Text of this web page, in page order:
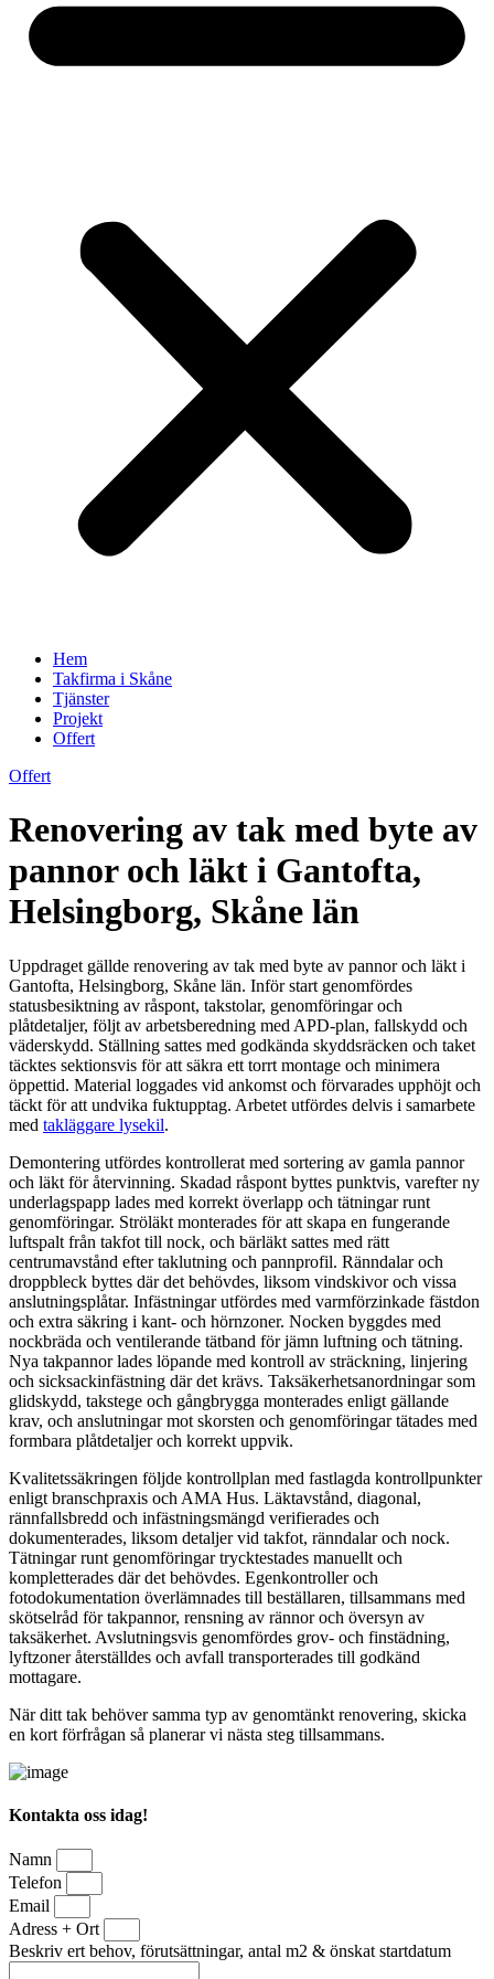
Hem
Takfirma i Skåne
Tjänster
Projekt
Offert
Offert
Renovering av tak med byte av
pannor och läkt i Gantofta,
Helsingborg, Skåne län
Uppdraget gällde renovering av tak med byte av pannor och läkt i
Gantofta, Helsingborg, Skåne län. Inför start genomfördes
statusbesiktning av råspont, takstolar, genomföringar och
plåtdetaljer, följt av arbetsberedning med APD-plan, fallskydd och
väderskydd. Ställning sattes med godkända skyddsräcken och taket
täcktes sektionsvis för att säkra ett torrt montage och minimera
öppettid. Material loggades vid ankomst och förvarades upphöjt och
täckt för att undvika fuktupptag. Arbetet utfördes delvis i samarbete
med takläggare lysekil.
Demontering utfördes kontrollerat med sortering av gamla pannor
och läkt för återvinning. Skadad råspont byttes punktvis, varefter ny
underlagspapp lades med korrekt överlapp och tätningar runt
genomföringar. Ströläkt monterades för att skapa en fungerande
luftspalt från takfot till nock, och bärläkt sattes med rätt
centrumavstånd efter taklutning och pannprofil. Ränndalar och
droppbleck byttes där det behövdes, liksom vindskivor och vissa
anslutningsplåtar. Infästningar utfördes med varmförzinkade fästdon
och extra säkring i kant- och hörnzoner. Nocken byggdes med
nockbräda och ventilerande tätband för jämn luftning och tätning.
Nya takpannor lades löpande med kontroll av sträckning, linjering
och sicksackinfästning där det krävs. Taksäkerhetsanordningar som
glidskydd, takstege och gångbrygga monterades enligt gällande
krav, och anslutningar mot skorsten och genomföringar tätades med
formbara plåtdetaljer och korrekt uppvik.
Kvalitetssäkringen följde kontrollplan med fastlagda kontrollpunkter
enligt branschpraxis och AMA Hus. Läktavstånd, diagonal,
rännfallsbredd och infästningsmängd verifierades och
dokumenterades, liksom detaljer vid takfot, ränndalar och nock.
Tätningar runt genomföringar trycktestades manuellt och
kompletterades där det behövdes. Egenkontroller och
fotodokumentation överlämnades till beställaren, tillsammans med
skötselråd för takpannor, rensning av rännor och översyn av
taksäkerhet. Avslutningsvis genomfördes grov- och finstädning,
lyftzoner återställdes och avfall transporterades till godkänd
mottagare.
När ditt tak behöver samma typ av genomtänkt renovering, skicka
en kort förfrågan så planerar vi nästa steg tillsammans.
Kontakta oss idag!
Namn
Telefon
Email
Adress + Ort
Beskriv ert behov, förutsättningar, antal m2 & önskat startdatum